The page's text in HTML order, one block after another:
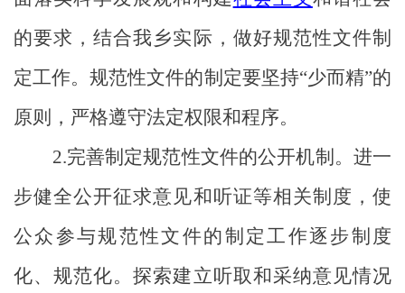
的要求，结合我乡实际，做好规范性文件制
定工作。规范性文件的制定要坚持“少而精”的
原则，严格遵守法定权限和程序。
2.完善制定规范性文件的公开机制。进一
步健全公开征求意见和听证等相关制度，使
公众参与规范性文件的制定工作逐步制度
化、规范化。探索建立听取和采纳意见情况